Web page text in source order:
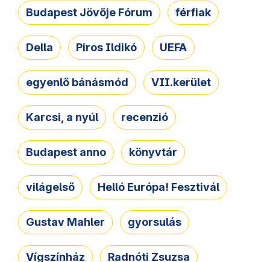
Budapest Jövője Fórum férfiak
Della Piros Ildikó UEFA
egyenlő bánásmód VII.kerület
Karcsi, a nyúl recenzió
Budapest anno könyvtár
világelső Helló Európa! Fesztivál
Gustav Mahler gyorsulás
Vígszínház Radnóti Zsuzsa